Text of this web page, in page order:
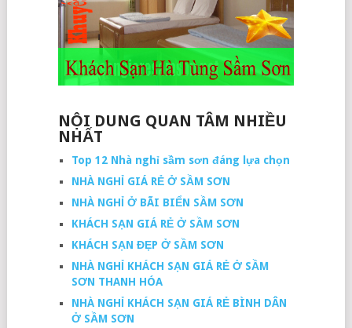
NỘI DUNG QUAN TÂM NHIỀU
NHẤT
Top 12 Nhà nghỉ sầm sơn đáng lựa chọn
NHÀ NGHỈ GIÁ RẺ Ở SẦM SƠN
NHÀ NGHỈ Ở BÃI BIỂN SẦM SƠN
KHÁCH SẠN GIÁ RẺ Ở SẦM SƠN
KHÁCH SẠN ĐẸP Ở SẦM SƠN
NHÀ NGHỈ KHÁCH SẠN GIÁ RẺ Ở SẦM
SƠN THANH HÓA
NHÀ NGHỈ KHÁCH SẠN GIÁ RẺ BÌNH DÂN
Ở SẦM SƠN